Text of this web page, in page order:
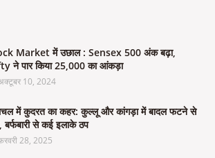
Market में उछाल : Sensex 500 अंक बढ़ा,
ने पार किया 25,000 का आंकड़ा
10, 2024
में कुदरत का कहर: कुल्लू और कांगड़ा में बादल फटने से
बर्फबारी से कई इलाके ठप
28, 2025